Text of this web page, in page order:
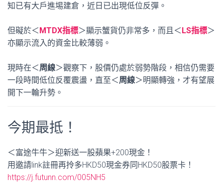
知已有大戶進埸建倉，近日已出現低位反彈。
但礙於＜MTDX指標＞顯示蟹貨仍非常多，而且＜LS指標＞
亦顯示流入的資金比較薄弱。
現時在＜周線＞觀察下，股價仍處於弱勢階段，相信仍需要
一段時間低位反覆震盪，直至＜周線＞明顯轉強，才有望展
開下一輪升勢。
今期最抵！
＜富途牛牛＞迎新送一股蘋果+200現金！
用邀請link註冊再拎多HKD50現金券同HKD50股票卡！
https://j.futunn.com/005NH5